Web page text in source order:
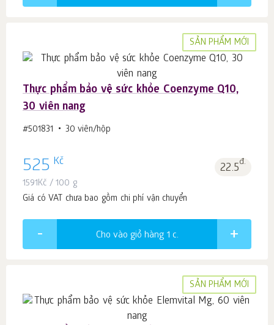
SẢN PHẨM MỚI
Thực phẩm bảo vệ sức khỏe Coenzyme Q10,
30 viên nang
#501831 30 viên/hộp
525 Kč 22.5đ.
1591Kč / 100 g
Giá có VAT chưa bao gồm chi phí vận chuyển
Cho vào giỏ hàng 1 c.
SẢN PHẨM MỚI